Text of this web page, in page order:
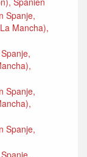
Spanje,
Mancha),
Spanje,
Spanje,